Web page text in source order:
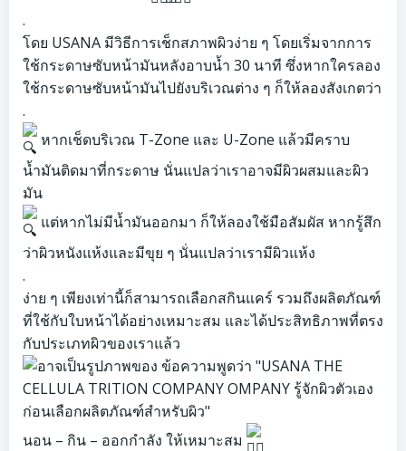
.
โดย USANA มีวิธีการเช็กสภาพผิวง่าย ๆ โดยเริ่มจากการ
ใช้กระดาษซับหน้ามันหลังอาบน้ำ 30 นาที ซึ่งหากใครลอง
ใช้กระดาษซับหน้ามันไปยังบริเวณต่าง ๆ ก็ให้ลองสังเกตว่า
.
หากเช็ดบริเวณ T-Zone และ U-Zone แล้วมีคราบ
น้ำมันติดมาที่กระดาษ นั่นแปลว่าเราอาจมีผิวผสมและผิว
มัน
แต่หากไม่มีน้ำมันออกมา ก็ให้ลองใช้มือสัมผัส หากรู้สึก
ว่าผิวหนังแห้งและมีขุย ๆ นั่นแปลว่าเรามีผิวแห้ง
.
ง่าย ๆ เพียงเท่านี้ก็สามารถเลือกสกินแคร์ รวมถึงผลิตภัณฑ์
ที่ใช้กับใบหน้าได้อย่างเหมาะสม และได้ประสิทธิภาพที่ตรง
กับประเภทผิวของเราแล้ว
นอน – กิน – ออกกำลัง ให้เหมาะสม